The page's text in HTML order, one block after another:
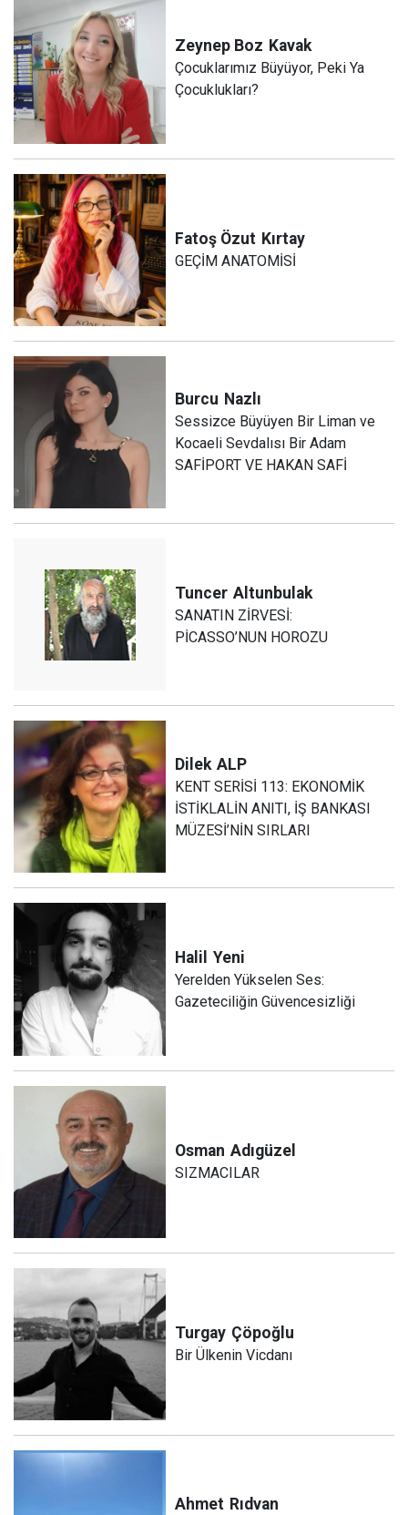
Zeynep Boz Kavak
Çocuklarımız Büyüyor, Peki Ya
Çocuklukları?
Fatoş Özut Kırtay
GEÇİM ANATOMİSİ
Burcu Nazlı
Sessizce Büyüyen Bir Liman ve
Kocaeli Sevdalısı Bir Adam
SAFİPORT VE HAKAN SAFİ
Tuncer Altunbulak
SANATIN ZİRVESİ:
PİCASSO’NUN HOROZU
Dilek ALP
KENT SERİSİ 113: EKONOMİK
İSTİKLALİN ANITI, İŞ BANKASI
MÜZESİ’NİN SIRLARI
Halil Yeni
Yerelden Yükselen Ses:
Gazeteciliğin Güvencesizliği
Osman Adıgüzel
SIZMACILAR
Turgay Çöpoğlu
Bir Ülkenin Vicdanı
Ahmet Rıdvan